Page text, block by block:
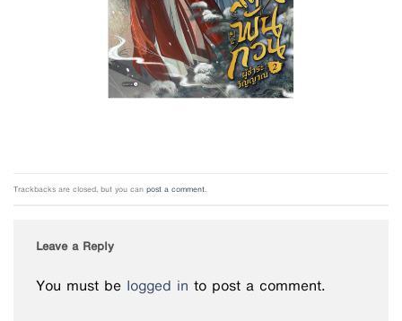
Trackbacks are closed, but you canpost a comment.
Leave a Reply
You must be logged in to post a comment.